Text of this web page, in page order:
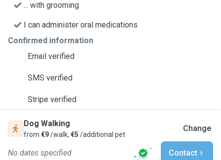
... with grooming
I can administer oral medications
Confirmed information
Email verified
SMS verified
Stripe verified
Dog Walking
from €9/walk, €5 /additional pet
Change
No dates specified Contact